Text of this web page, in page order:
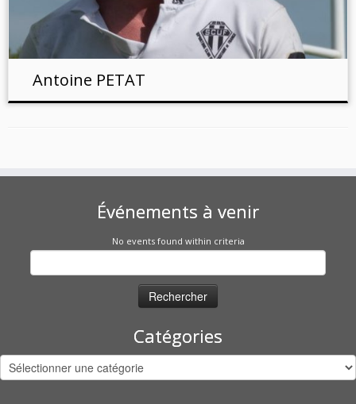
Antoine PETAT
Événements à venir
No events found within criteria
Rechercher :
Catégories
Catégories